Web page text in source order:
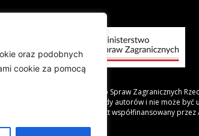
oraz podobnych
cookie za pomocą
finansowany przez Ministerstwo Spraw Zagranicznych
Publikacja wyraża jedynie poglądy autorów i nie może
Projekt współfinansowany